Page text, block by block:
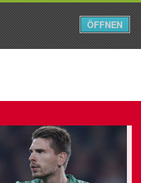
Menü
ÖFFNEN